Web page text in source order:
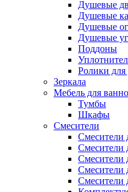
Душевые
Душевые
Душевые
Душевые
Поддоны
Ролики
Зеркала
Мебель для
Тумбы
Шкафы
Смесители
Смесители
Смесители
Смесители
Смесители
Смесители